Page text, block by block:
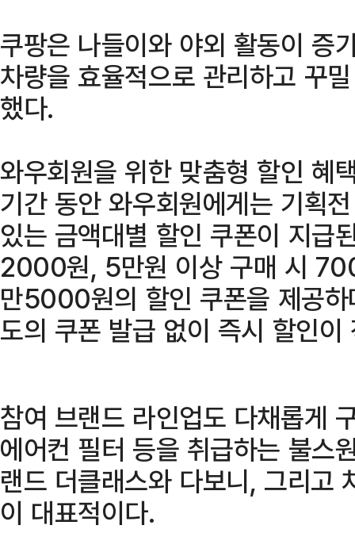
쿠팡은 나들이와 야외 활동이 증
차량을 효율적으로 관리하고 꾸
했다.
와우회원을 위한 맞춤형 할인 혜
기간 동안 와우회원에게는 기획
있는 금액대별 할인 쿠폰이 지급
2000원, 5만원 이상 구매 시
만5000원의 할인 쿠폰을 제공
도의 쿠폰 발급 없이 즉시 할인이
참여 브랜드 라인업도 다채롭게
에어컨 필터 등을 취급하는 불스
랜드 더클래스와 다보니, 그리고
이 대표적이다.